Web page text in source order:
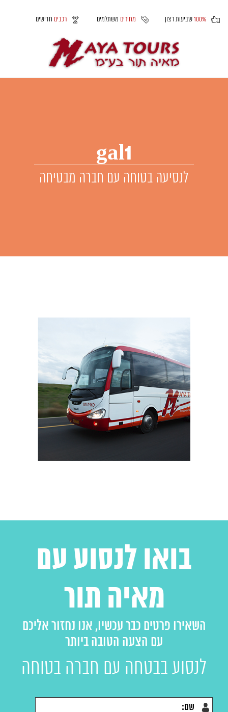
100%שביעות רצון מחירים משתלמים רכבים חדישים
gal1
לנסיעה בטוחה עם חברה מבטיחה
בואו לנסוע עם
מאיה תור
השאירו פרטים כבר עכשיו, אנו נחזור אליכם
עם הצעה הטובה ביותר
לנסוע בבטחה עם חברה בטוחה